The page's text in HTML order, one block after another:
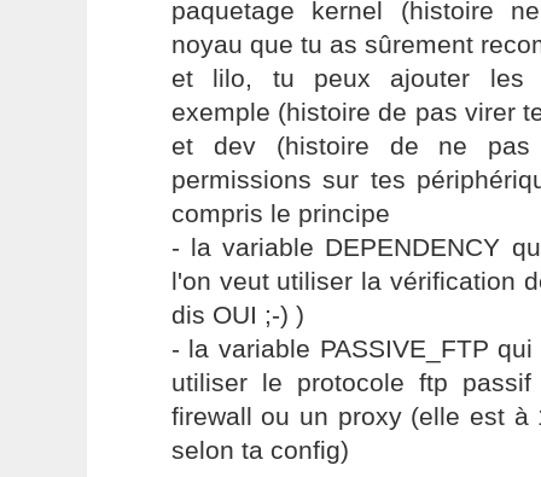
paquetage kernel (histoire
noyau que tu as sûrement
et lilo, tu peux ajouter les
exemple (histoire de pas virer
et dev (histoire de ne pas
permissions sur tes
compris le principe
- la variable DEPENDENCY
l'on veut utiliser la vérification
dis OUI ;-) )
- la variable PASSIVE_FTP
utiliser le protocole ftp
firewall ou un proxy (elle est à
selon ta config)